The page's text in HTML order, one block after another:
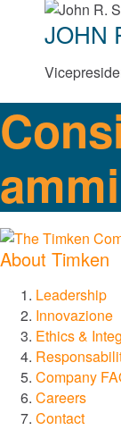
JOHN
About Timken
Leadership
Innovazione
Ethics &
Company
Careers
Contact